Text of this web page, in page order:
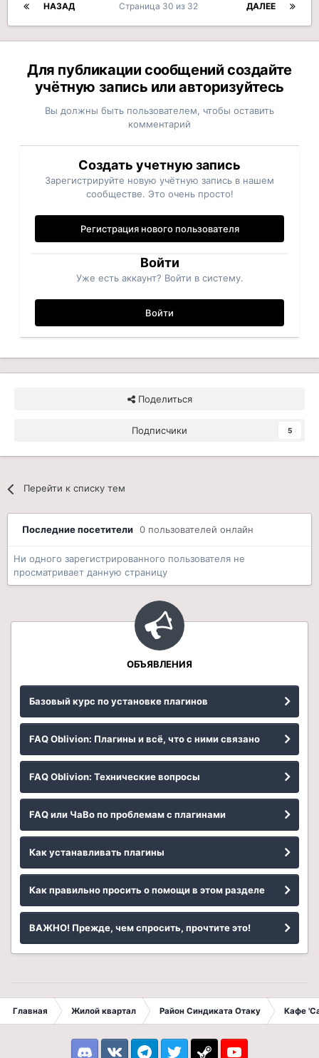
НАЗАД ДАЛЕЕ
Страница 30 из 32
Для публикации сообщений создайте
учётную запись или авторизуйтесь
Вы должны быть пользователем, чтобы оставить
комментарий
Создать учетную запись
Зарегистрируйте новую учётную запись в нашем
сообществе. Это очень просто!
Регистрация нового пользователя
Войти
Уже есть аккаунт? Войти в систему.
Войти
Поделиться
Подписчики 5
Перейти к списку тем
Последние посетители 0 пользователей онлайн
Ни одного зарегистрированного пользователя не
просматривает данную страницу
ОБЪЯВЛЕНИЯ
Базовый курс по установке плагинов
FAQ Oblivion: Плагины и всё, что с ними связано
FAQ Oblivion: Технические вопросы
FAQ или ЧаВо по проблемам с плагинами
Как устанавливать плагины
Как правильно просить о помощи в этом разделе
ВАЖНО! Прежде, чем спросить, прочтите это!
Главная Жилой квартал Район Синдиката Отаку Кафе